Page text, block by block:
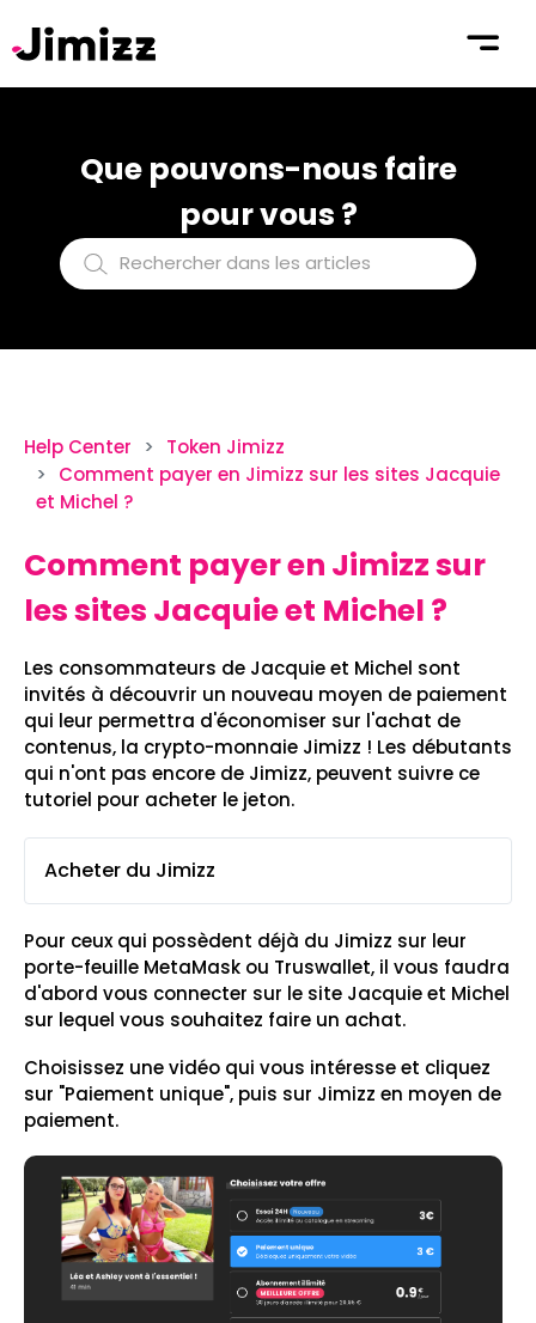
Que pouvons-nous faire
pour vous ?
Help Center
Token Jimizz
Comment payer en Jimizz sur les sites Jacquie
et Michel ?
Comment payer en Jimizz sur
les sites Jacquie et Michel ?
Les consommateurs de Jacquie et Michel sont
invités à découvrir un nouveau moyen de paiement
qui leur permettra d'économiser sur l'achat de
contenus, la crypto-monnaie Jimizz ! Les débutants
qui n'ont pas encore de Jimizz, peuvent suivre ce
tutoriel pour acheter le jeton.
Acheter du Jimizz
Pour ceux qui possèdent déjà du Jimizz sur leur
porte-feuille MetaMask ou Truswallet, il vous faudra
d'abord vous connecter sur le site Jacquie et Michel
sur lequel vous souhaitez faire un achat.
Choisissez une vidéo qui vous intéresse et cliquez
sur "Paiement unique", puis sur Jimizz en moyen de
paiement.